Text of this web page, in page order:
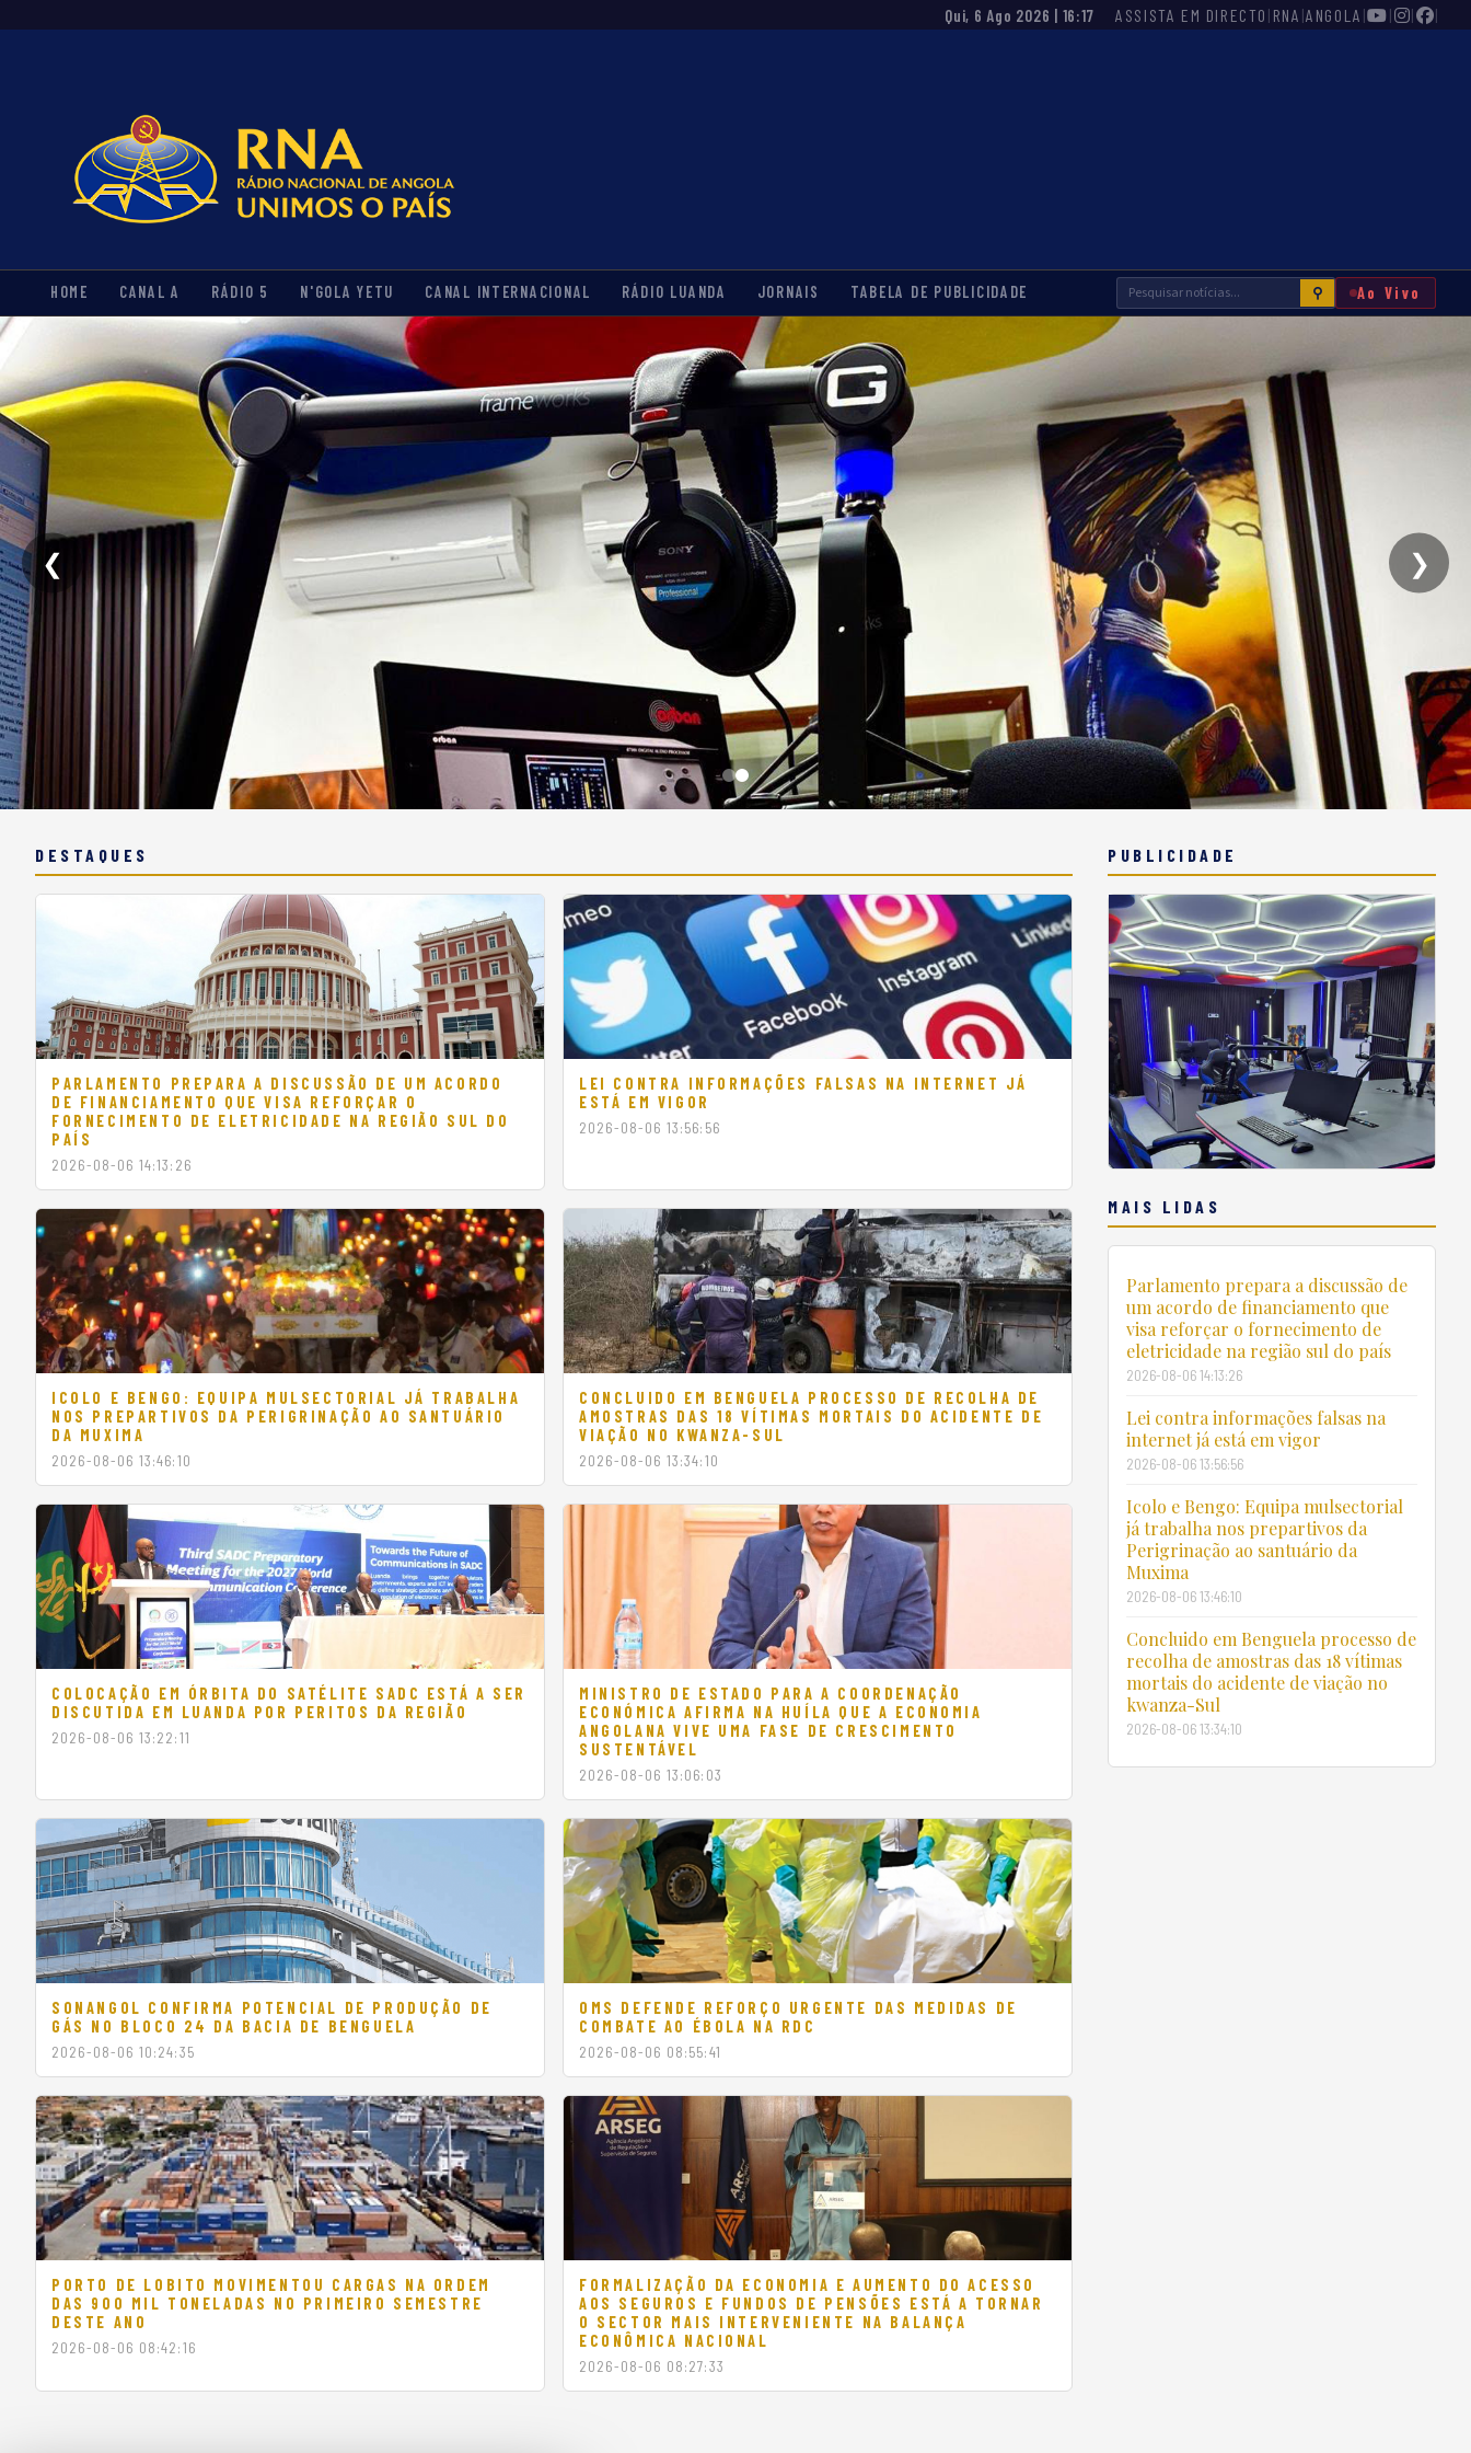
Qui, 6 Ago 2026 | 16:17 ASSISTA EM DIRECTO | RNA |ANGOLA | | | |
HOME CANAL A RÁDIO 5 N'GOLA YETU CANAL INTERNACIONAL RÁDIO LUANDA JORNAIS TABELA DE PUBLICIDADE ⚲ Ao Vivo
Caminhando para a modernização
❮ ❯
DESTAQUES
PARLAMENTO PREPARA A DISCUSSÃO DE UM ACORDO
DE FINANCIAMENTO QUE VISA REFORÇAR O
FORNECIMENTO DE ELETRICIDADE NA REGIÃO SUL DO
PAÍS
2026-08-06 14:13:26
LEI CONTRA INFORMAÇÕES FALSAS NA INTERNET JÁ
ESTÁ EM VIGOR
2026-08-06 13:56:56
ICOLO E BENGO: EQUIPA MULSECTORIAL JÁ TRABALHA
NOS PREPARTIVOS DA PERIGRINAÇÃO AO SANTUÁRIO
DA MUXIMA
2026-08-06 13:46:10
CONCLUIDO EM BENGUELA PROCESSO DE RECOLHA DE
AMOSTRAS DAS 18 VÍTIMAS MORTAIS DO ACIDENTE DE
VIAÇÃO NO KWANZA-SUL
2026-08-06 13:34:10
COLOCAÇÃO EM ÓRBITA DO SATÉLITE SADC ESTÁ A SER
DISCUTIDA EM LUANDA POR PERITOS DA REGIÃO
2026-08-06 13:22:11
MINISTRO DE ESTADO PARA A COORDENAÇÃO
ECONÓMICA AFIRMA NA HUÍLA QUE A ECONOMIA
ANGOLANA VIVE UMA FASE DE CRESCIMENTO
SUSTENTÁVEL
2026-08-06 13:06:03
SONANGOL CONFIRMA POTENCIAL DE PRODUÇÃO DE
GÁS NO BLOCO 24 DA BACIA DE BENGUELA
2026-08-06 10:24:35
OMS DEFENDE REFORÇO URGENTE DAS MEDIDAS DE
COMBATE AO ÉBOLA NA RDC
2026-08-06 08:55:41
PORTO DE LOBITO MOVIMENTOU CARGAS NA ORDEM
DAS 900 MIL TONELADAS NO PRIMEIRO SEMESTRE
DESTE ANO
2026-08-06 08:42:16
FORMALIZAÇÃO DA ECONOMIA E AUMENTO DO ACESSO
AOS SEGUROS E FUNDOS DE PENSÕES ESTÁ A TORNAR
O SECTOR MAIS INTERVENIENTE NA BALANÇA
ECONÔMICA NACIONAL
2026-08-06 08:27:33
PUBLICIDADE
MAIS LIDAS
Parlamento prepara a discussão de
um acordo de financiamento que
visa reforçar o fornecimento de
eletricidade na região sul do país
2026-08-06 14:13:26
Lei contra informações falsas na
internet já está em vigor
2026-08-06 13:56:56
Icolo e Bengo: Equipa mulsectorial
já trabalha nos prepartivos da
Perigrinação ao santuário da
Muxima
2026-08-06 13:46:10
Concluido em Benguela processo de
recolha de amostras das 18 vítimas
mortais do acidente de viação no
kwanza-Sul
2026-08-06 13:34:10
OFERTA ESPECIAL